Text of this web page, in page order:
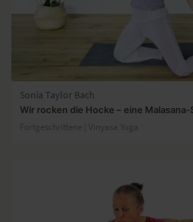
Sonia Taylor Bach
Wir rocken die Hocke – eine Malasana-
Fortgeschrittene | Vinyasa Yoga